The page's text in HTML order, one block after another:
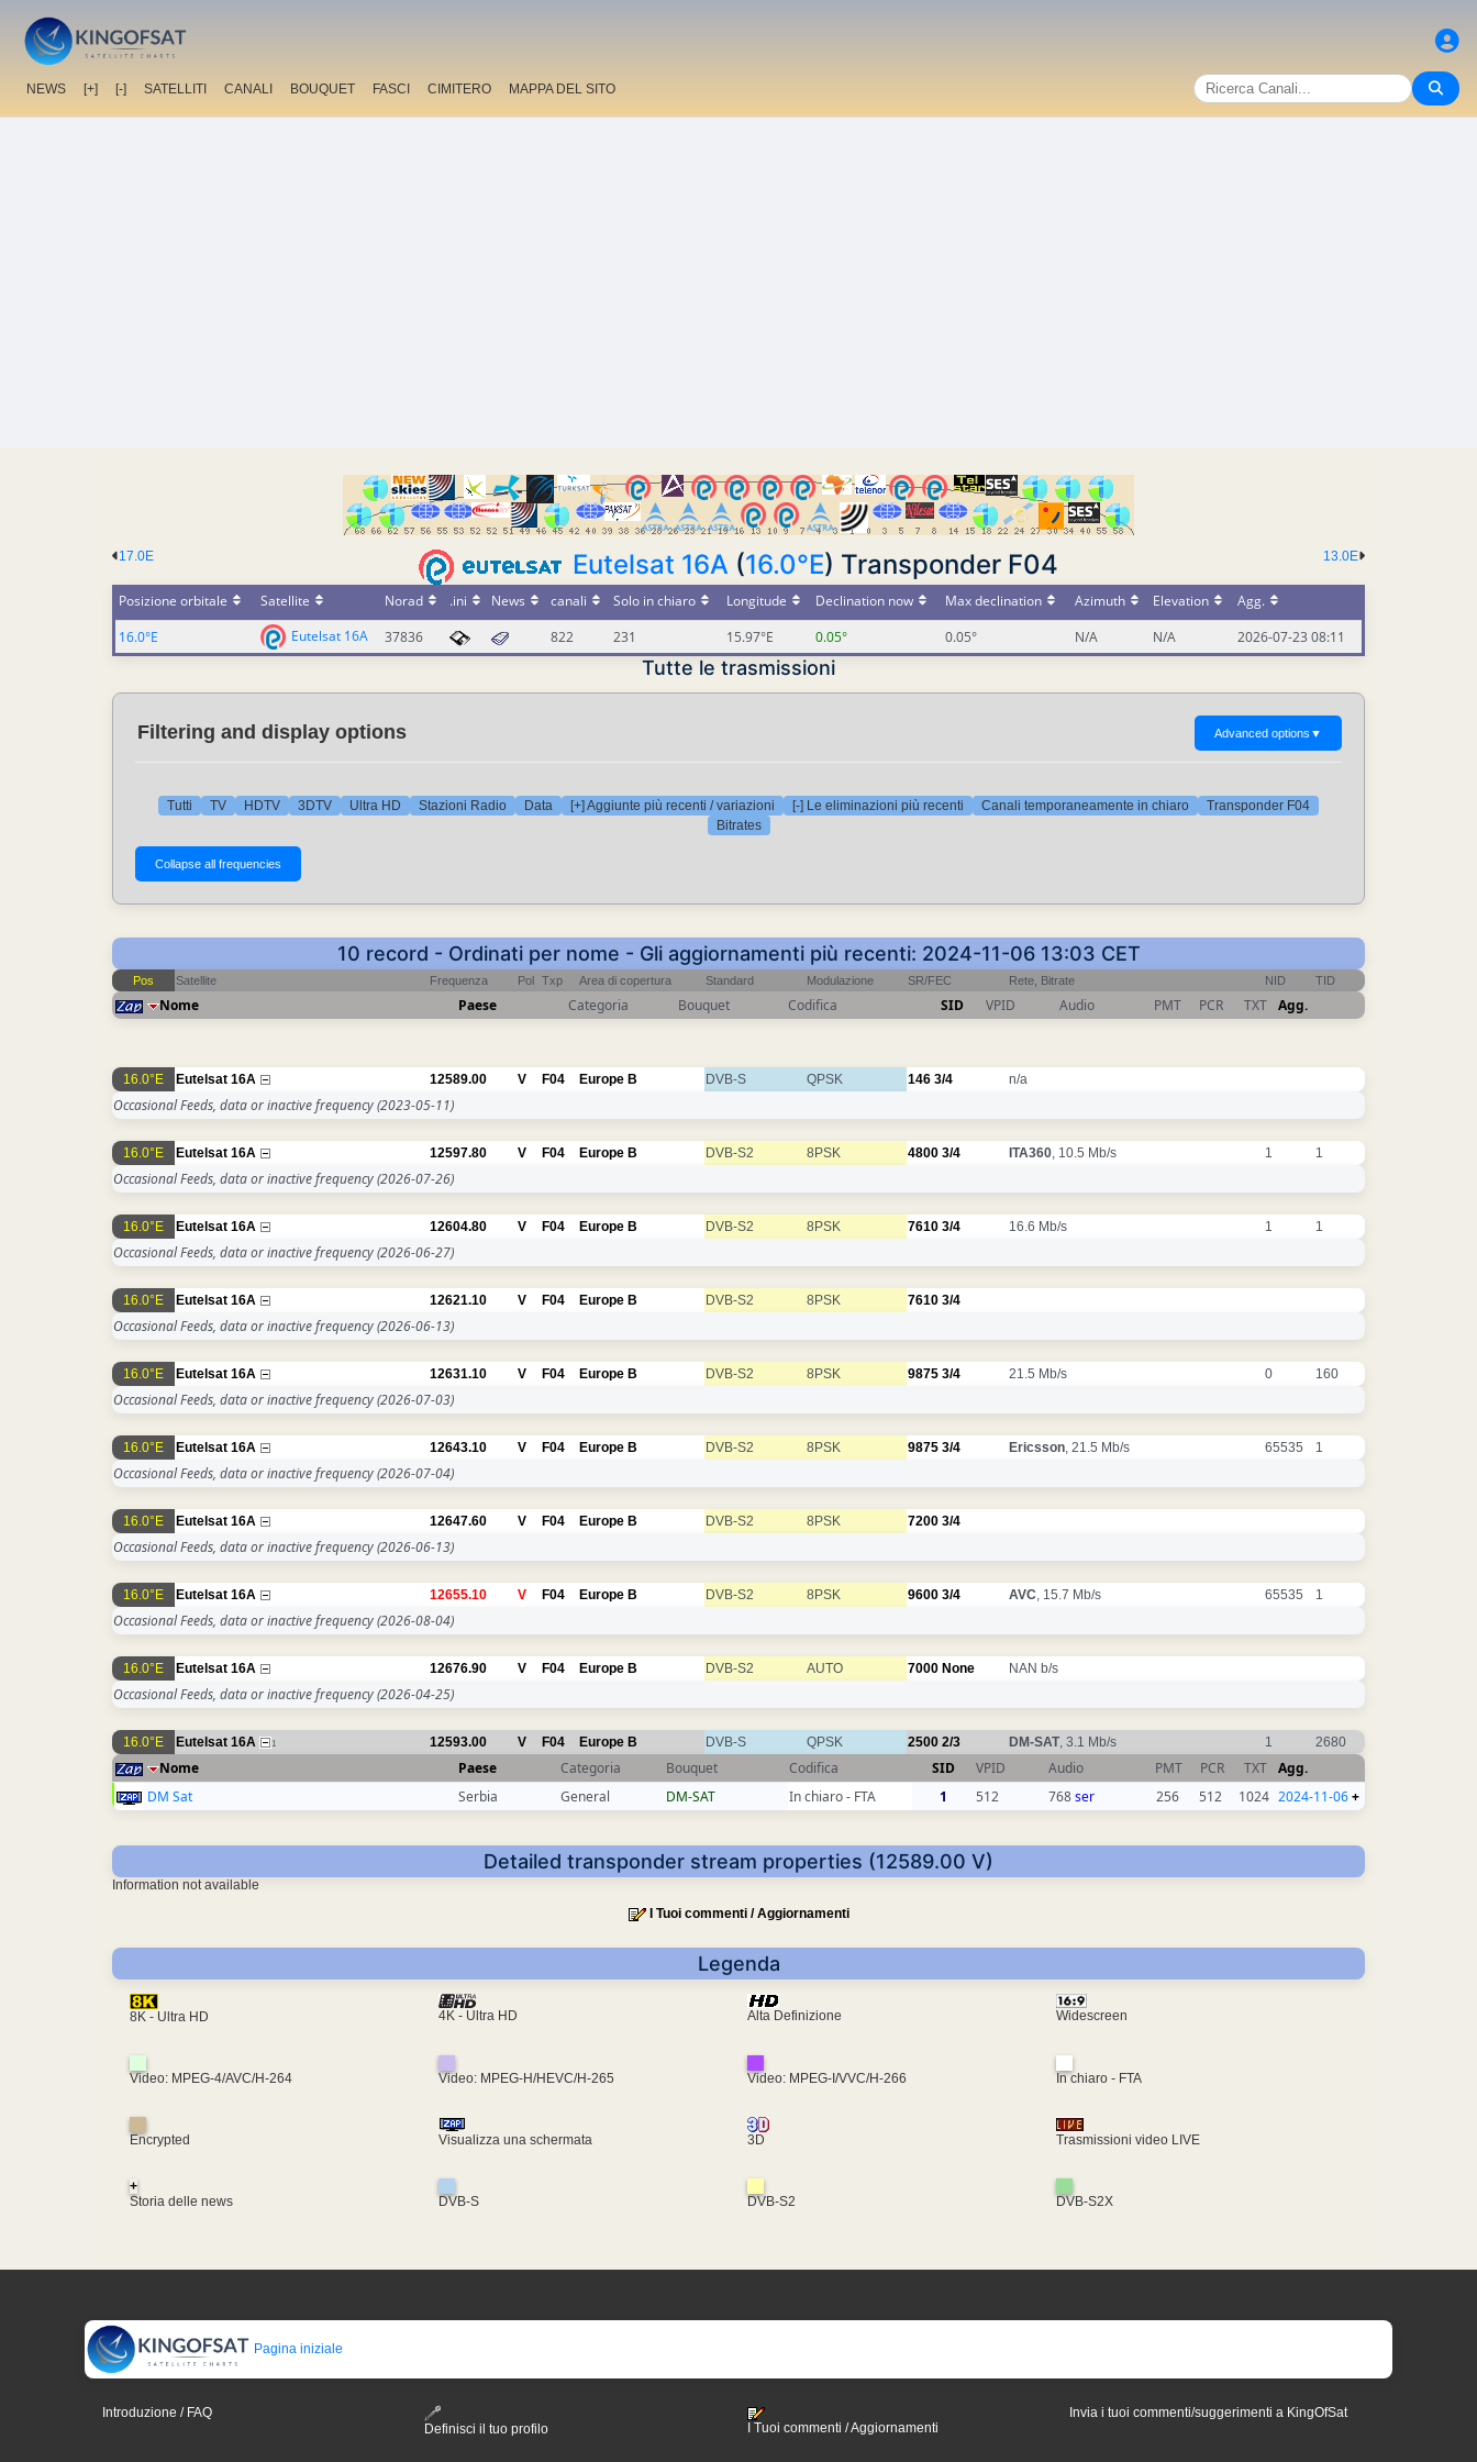
NEWS [+] [-] SATELLITI CANALI BOUQUET FASCI CIMITERO MAPPA DEL SITO
13.0E
17.0E Eutelsat 16A (16.0°E) Transponder F04
Posizione orbitale Satellite Norad .ini News canali Solo in chiaro Longitude Declination now Max declination Azimuth Elevation
Agg.
16.0°E
Eutelsat 16A 37836 822 231 15.97°E 0.05° 0.05° N/A N/A 2026-07-23 08:11
Tutte le trasmissioni
Filtering and display options Advanced options ▼
Tutti TV HDTV 3DTV Ultra HD Stazioni Radio Data [+] Aggiunte più recenti / variazioni [-] Le eliminazioni più recenti Canali temporaneamente in chiaro
Transponder F04
Bitrates
10 record - Ordinati per nome - Gli aggiornamenti più recenti: 2024-11-06 13:03 CET
Pos Satellite Frequenza Pol Txp Area di copertura Standard Modulazione SR/FEC Rete, Bitrate NID TID
Nome Paese Categoria Bouquet Codifica SID VPID Audio PMT PCR TXT Agg.
16.0°E Eutelsat 16A 12589.00 V F04 Europe B DVB-S QPSK 146 3/4 n/a
Occasional Feeds, data or inactive frequency(2023-05-11)
16.0°E Eutelsat 16A 12597.80 V F04 Europe B DVB-S2 8PSK 4800 3/4 ITA360 , 10.5 Mb/s 1 1
Occasional Feeds, data or inactive frequency(2026-07-26)
16.0°E Eutelsat 16A 12604.80 V F04 Europe B DVB-S2 8PSK 7610 3/4 16.6 Mb/s 1 1
Occasional Feeds, data or inactive frequency(2026-06-27)
16.0°E Eutelsat 16A 12621.10 V F04 Europe B DVB-S2 8PSK 7610 3/4
Occasional Feeds, data or inactive frequency(2026-06-13)
16.0°E Eutelsat 16A 12631.10 V F04 Europe B DVB-S2 8PSK 9875 3/4 21.5 Mb/s 0 160
Occasional Feeds, data or inactive frequency(2026-07-03)
16.0°E Eutelsat 16A 12643.10 V F04 Europe B DVB-S2 8PSK 9875 3/4 Ericsson , 21.5 Mb/s 65535 1
Occasional Feeds, data or inactive frequency(2026-07-04)
16.0°E Eutelsat 16A 12647.60 V F04 Europe B DVB-S2 8PSK 7200 3/4
Occasional Feeds, data or inactive frequency(2026-06-13)
16.0°E Eutelsat 16A 12655.10 V F04 Europe B DVB-S2 8PSK 9600 3/4 AVC , 15.7 Mb/s 65535 1
Occasional Feeds, data or inactive frequency(2026-08-04)
16.0°E Eutelsat 16A 12676.90 V F04 Europe B DVB-S2 AUTO 7000 None NAN b/s
Occasional Feeds, data or inactive frequency(2026-04-25)
16.0°E Eutelsat 16A 1 12593.00 V F04 Europe B DVB-S QPSK 2500 2/3 DM-SAT, 3.1 Mb/s 1 2680
Nome Paese Categoria Bouquet Codifica SID VPID Audio PMT PCR TXT
Agg.
DM Sat
Serbia General DM-SAT In chiaro - FTA 1 512 768ser 256 512 1024 2024-11-06+
Detailed transponder stream properties (12589.00 V)
Information not available
I Tuoi commenti / Aggiornamenti
Legenda
8K - Ultra HD 4K - Ultra HD Alta Definizione Widescreen
Video: MPEG-4/AVC/H-264 Video: MPEG-H/HEVC/H-265 Video: MPEG-I/VVC/H-266 In chiaro - FTA
Encrypted Visualizza una schermata 3D Trasmissioni video LIVE
+
Storia delle news
DVB-S DVB-S2 DVB-S2X
Pagina iniziale
Introduzione / FAQ
Definisci il tuo profilo
I Tuoi commenti / Aggiornamenti
Invia i tuoi commenti/suggerimenti a KingOfSat